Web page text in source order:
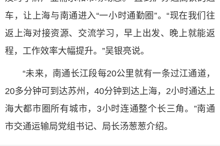
车，让上海与南通进入“一小时通勤圈”。“现在我们往
返上海对接资源、交流学习，早上出发、晚上就能返
程，工作效率大幅提升。”吴银亮说。
“未来，南通长江段每20公里就有一条过江通道，
20多分钟可到达苏州，40分钟到达上海，2小时通达上
海大都市圈所有城市，3小时连通整个长三角。”南通
市交通运输局党组书记、局长汤葱葱介绍。